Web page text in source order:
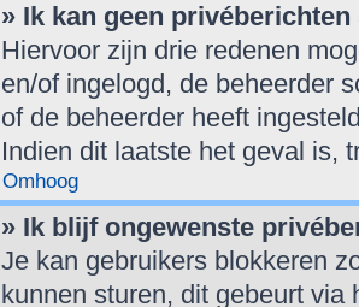
» Ik kan geen
Hiervoor zijn drie redenen
en/of ingelogd, de beheerder
of de beheerder heeft
Indien dit laatste het geval is,
Omhoog
» Ik blijf ongewenste
Je kan gebruikers blokkeren
kunnen sturen, dit gebeurt via